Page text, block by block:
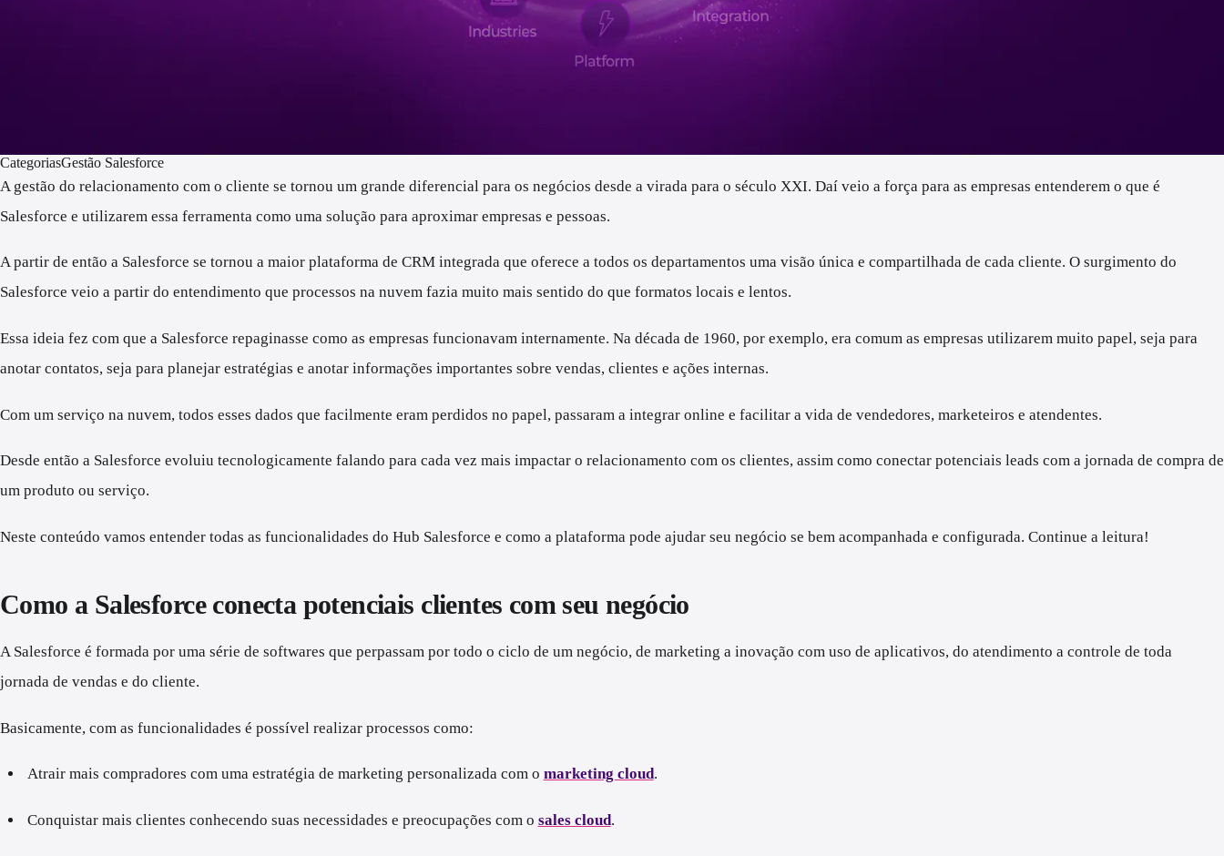
CategoriasGestão Salesforce
A gestão do relacionamento com o cliente se tornou um grande diferencial para os negócios desde a virada para o século XXI. Daí veio a força para as empresas entenderem o que é
Salesforce e utilizarem essa ferramenta como uma solução para aproximar empresas e pessoas.
A partir de então a Salesforce se tornou a maior plataforma de CRM integrada que oferece a todos os departamentos uma visão única e compartilhada de cada cliente. O surgimento do
Salesforce veio a partir do entendimento que processos na nuvem fazia muito mais sentido do que formatos locais e lentos.
Essa ideia fez com que a Salesforce repaginasse como as empresas funcionavam internamente. Na década de 1960, por exemplo, era comum as empresas utilizarem muito papel, seja para
anotar contatos, seja para planejar estratégias e anotar informações importantes sobre vendas, clientes e ações internas.
Com um serviço na nuvem, todos esses dados que facilmente eram perdidos no papel, passaram a integrar online e facilitar a vida de vendedores, marketeiros e atendentes.
Desde então a Salesforce evoluiu tecnologicamente falando para cada vez mais impactar o relacionamento com os clientes, assim como conectar potenciais leads com a jornada de compra de
um produto ou serviço.
Neste conteúdo vamos entender todas as funcionalidades do Hub Salesforce e como a plataforma pode ajudar seu negócio se bem acompanhada e configurada. Continue a leitura!
Como a Salesforce conecta potenciais clientes com seu negócio
A Salesforce é formada por uma série de softwares que perpassam por todo o ciclo de um negócio, de marketing a inovação com uso de aplicativos, do atendimento a controle de toda
jornada de vendas e do cliente.
Basicamente, com as funcionalidades é possível realizar processos como:
Atrair mais compradores com uma estratégia de marketing personalizada com o marketing cloud.
Conquistar mais clientes conhecendo suas necessidades e preocupações com o sales cloud.